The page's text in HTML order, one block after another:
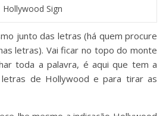
Hollywood Sign
junto das letras (há quem procure
letras). Vai ficar no topo do monte
toda a palavra, é aqui que tem a
de Hollywood e para tirar as